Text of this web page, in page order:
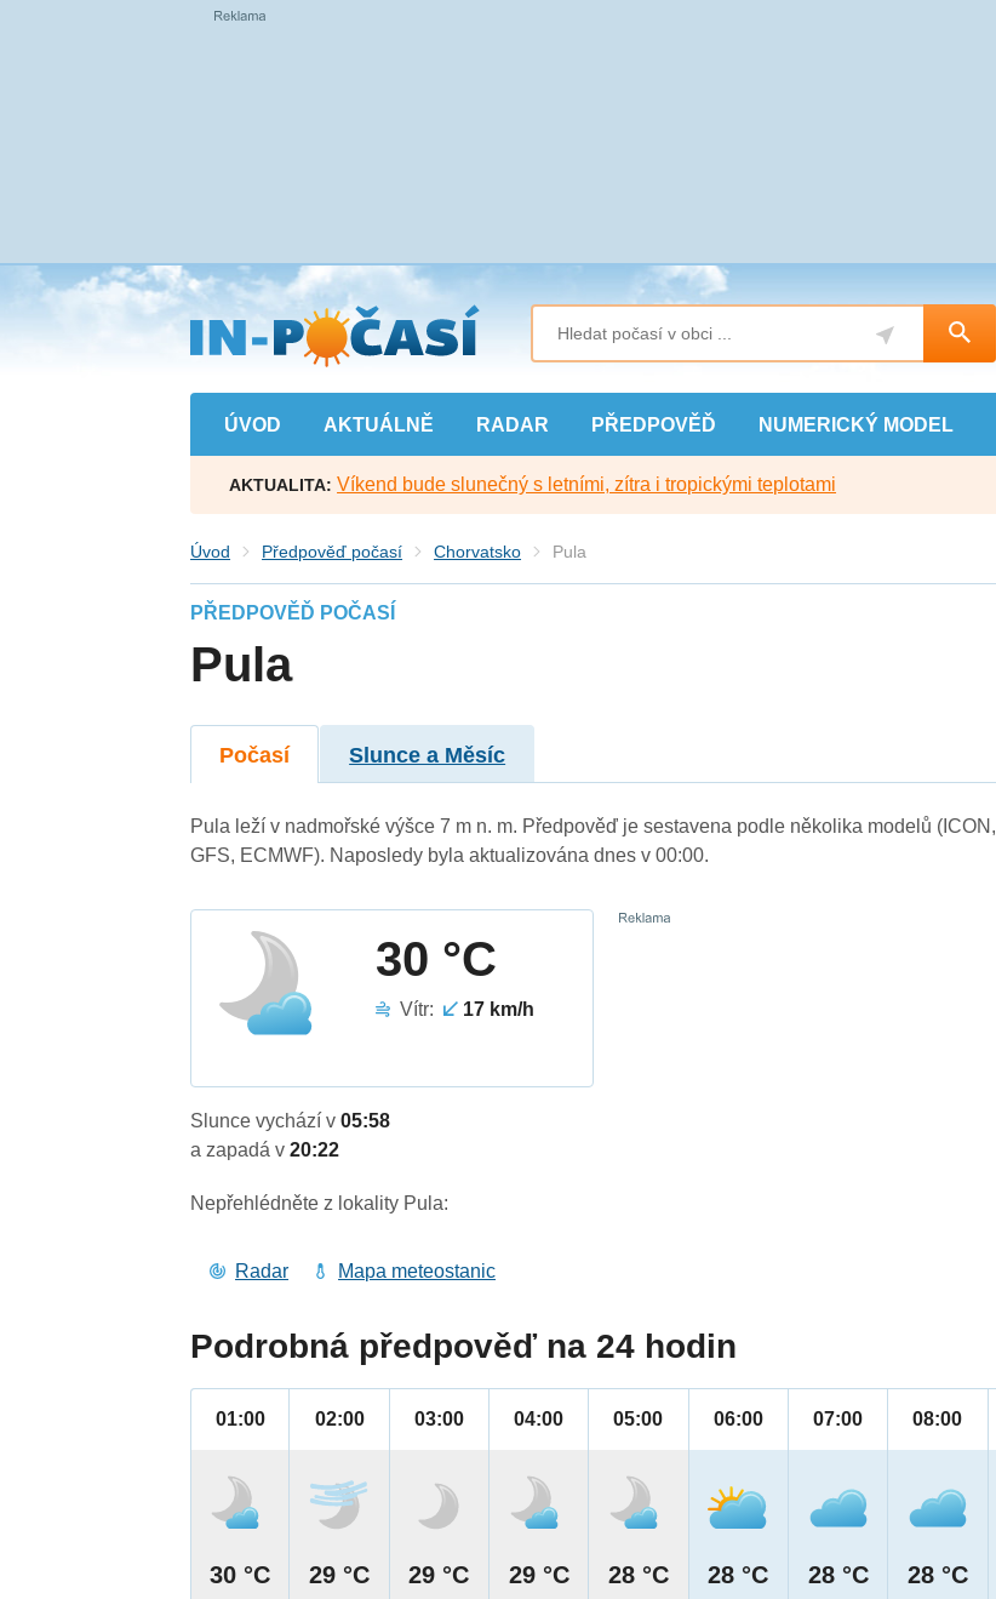
Přejít
na
hlavní
obsah
ÚVOD AKTUÁLNĚ RADAR PŘEDPOVĚĎ NUMERICKÝ MODEL
AKTUALITA: Víkend bude slunečný s letními, zítra i tropickými teplotami
Úvod Předpověď počasí Chorvatsko Pula
PŘEDPOVĚĎ POČASÍ
Pula
Počasí Slunce a Měsíc
Pula leží v nadmořské výšce 7 m n. m. Předpověď je sestavena podle několika modelů (ICON,
GFS, ECMWF). Naposledy byla aktualizována dnes v 00:00.
30 °C
Vítr: 17 km/h
Slunce vychází v05:58
a zapadá v20:22
Nepřehlédněte z lokality Pula:
Radar Mapa meteostanic
Podrobná předpověď na 24 hodin
01:00
30 °C
02:00
29 °C
03:00
29 °C
04:00
29 °C
05:00
28 °C
06:00
28 °C
07:00
28 °C
08:00
28 °C